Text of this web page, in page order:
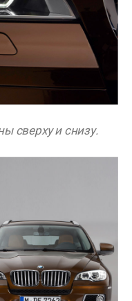
сверху и снизу.